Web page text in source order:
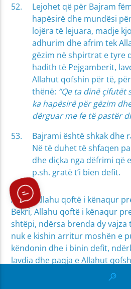
Lejohet që për Bajram
hapësirë dhe mundësi
lojëra të lejuara, madje
adhurim dhe afrim tek
gëzim në shpirtrat e tyre
hadith të Pejgamberit,
Allahut qofshin për të,
thënë: “Qe ta dinë çifutët
ka hapësirë për gëzim
dërguar me fe të pastër
Bajrami është shkak dhe
Në të duhet të shfaqen
dhe diçka nga dëfrimi që
p.sh. gratë t’i bien defit.
Aisha, Allahu qoftë i kënaqur
Bekri, Allahu qoftë i kënaqur
shtëpi, ndërsa brenda dy vajza
nuk e kishin arritur moshën e
këndonin dhe i binin defit,
lavdia dhe paqja e Allahut
mbuluar fytyrën me petk, kurse
ashtu iu foli ashpër dhe